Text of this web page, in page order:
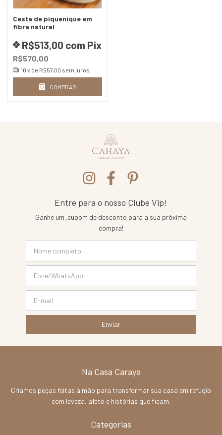
Cesta de piquenique em
fibra natural
R$570,00
R$513,00 com Pix
10 x de R$57,00 sem juros
COMPRAR
Entre para o nosso Clube Vip!
Ganhe um .cupom de desconto para a sua próxima
compra!
Na Casa Caraya
Criamos peças feitas à mão para transformar sua casa em refúgio
com leveza, afeto e histórias que ficam.
Categorias